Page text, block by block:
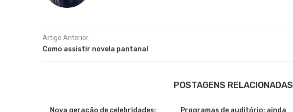
Artigo Anterior
Como assistir novela pantanal
POSTAGENS RELACIONADAS
Nova geração de celebridades:
Programas de auditório: ainda